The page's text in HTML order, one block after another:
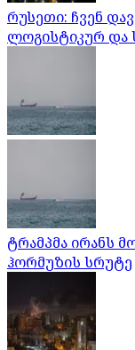
რუსეთი: ჩვენ
ლოგისტიკურ და
ტრამპმა ირანს
ჰორმუზის სრუტე